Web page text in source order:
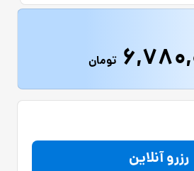
تومان
رزرو آنلاین